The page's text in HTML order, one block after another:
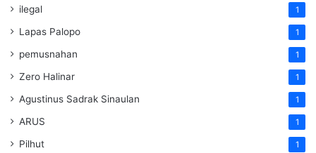
ilegal 1
Lapas Palopo 1
pemusnahan 1
Zero Halinar 1
Agustinus Sadrak Sinaulan 1
ARUS 1
Pilhut 1